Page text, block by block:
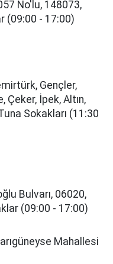
No'lu, 148073,
(09:00 - 17:00)
Gençler,
Çeker, İpek, Altın,
Sokakları (11:30
Bulvarı, 06020,
(09:00 - 17:00)
Mahallesi